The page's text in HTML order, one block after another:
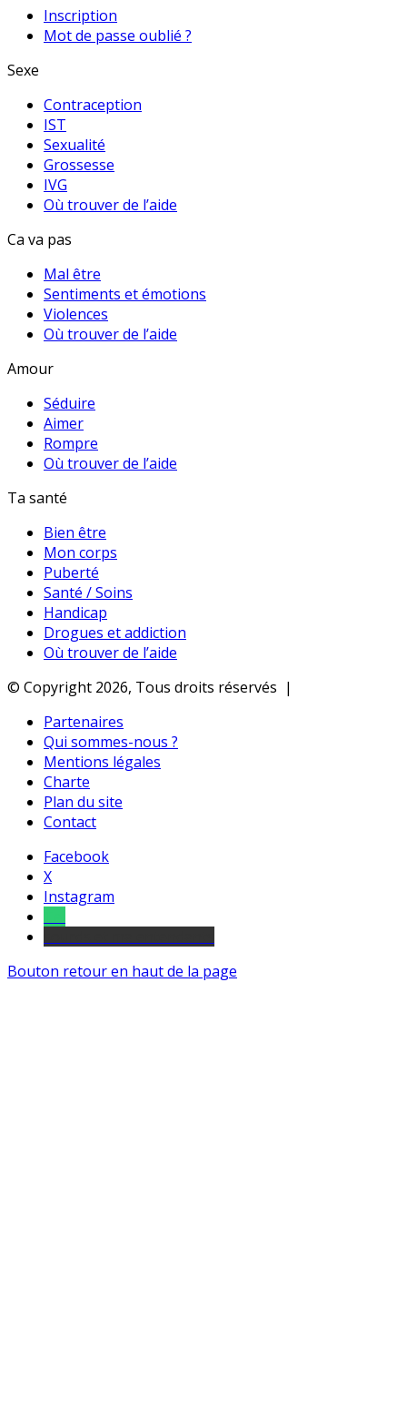
Inscription
Mot de passe oublié ?
Sexe
Contraception
IST
Sexualité
Grossesse
IVG
Où trouver de l’aide
Ca va pas
Mal être
Sentiments et émotions
Violences
Où trouver de l’aide
Amour
Séduire
Aimer
Rompre
Où trouver de l’aide
Ta santé
Bien être
Mon corps
Puberté
Santé / Soins
Handicap
Drogues et addiction
Où trouver de l’aide
© Copyright 2026, Tous droits réservés |
Partenaires
Qui sommes-nous ?
Mentions légales
Charte
Plan du site
Contact
Facebook
X
Instagram
Bouton retour en haut de la page